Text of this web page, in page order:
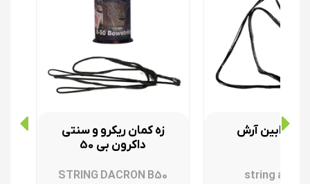
رابین آرش
string
زه کمان ریکرو و سنتی
داکرون بی 50
STRING DACRON B50